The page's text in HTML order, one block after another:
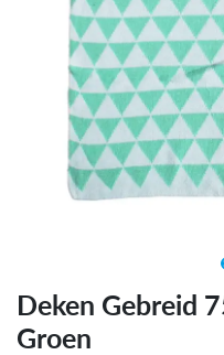
Deken Gebreid
Groen